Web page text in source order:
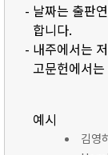
- 날짜는 출판
합니다.
- 내주에서는
고문헌에서
예시
김영